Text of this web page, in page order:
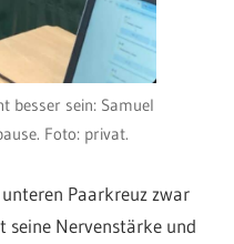
besser sein: Samuel
Foto: privat.
Paarkreuz zwar
seine Nervenstärke und